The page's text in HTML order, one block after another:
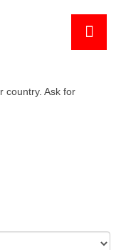
country. Ask for